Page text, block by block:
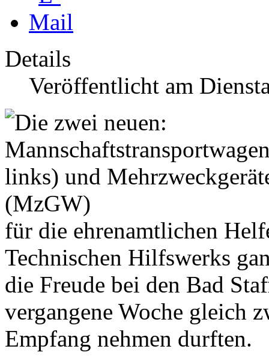
Details
Veröffentlicht am
für die ehrenamtlichen
Technischen Hilfswerks
die Freude bei den Bad
vergangene Woche gleich
Empfang nehmen durften.